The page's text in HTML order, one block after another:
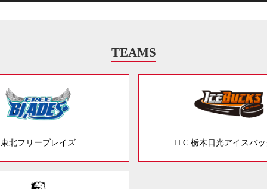
TEAMS
東北フリーブレイズ H.C.栃木日光アイスバッ